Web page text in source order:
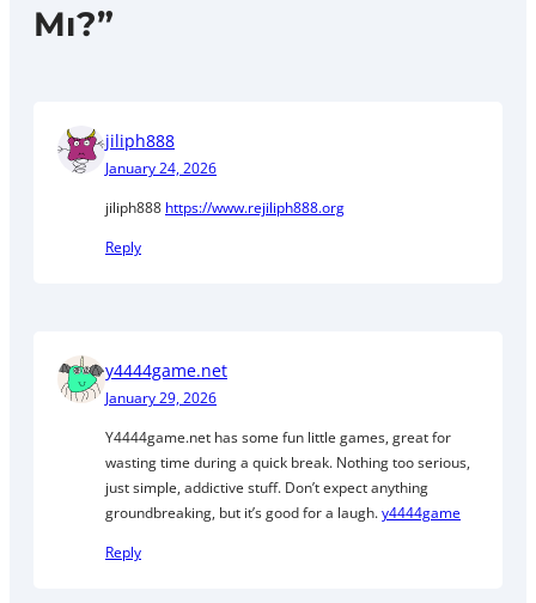
Mı?”
jiliph888
January 24, 2026
jiliph888 https://www.rejiliph888.org
Reply
y4444game.net
January 29, 2026
Y4444game.net has some fun little games, great for
wasting time during a quick break. Nothing too serious,
just simple, addictive stuff. Don’t expect anything
groundbreaking, but it’s good for a laugh.y4444game
Reply